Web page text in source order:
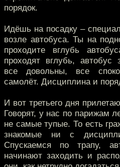
порядок.
Идёшь на посадку –
возле автобуса. Ты на
проходите вглубь
проходят вглубь, автобус
все довольны, все
самолёт. Дисциплина и
И вот третьего дня
Говорят, у нас по парижам
не самые тупые. То есть
знакомые ни с
Спускаемся по трапу,
начинают заходить и